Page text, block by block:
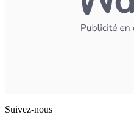
Suivez-nous